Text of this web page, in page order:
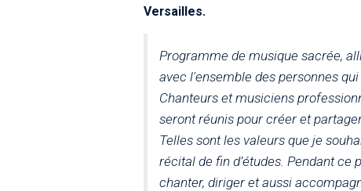
Versailles.​
Programme de musique sacrée,
avec l'ensemble des personnes
Chanteurs et musiciens
seront réunis pour créer et
Telles sont les valeurs que je
récital de fin d’études. Pendant ce
chanter, diriger et aussi